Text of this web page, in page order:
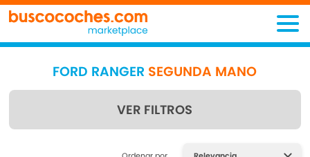
FORD RANGER SEGUNDA MANO
VER FILTROS